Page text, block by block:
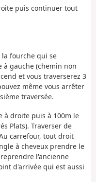
puis continuer tout
fourche qui se
gauche (chemin non
et vous traverserez 3
même vous arrêter
traversée.
à droite puis à 100m le
Plats). Traverser de
carrefour, tout droit
à cheveux prendre le
l'ancienne
d'arrivée qui est aussi